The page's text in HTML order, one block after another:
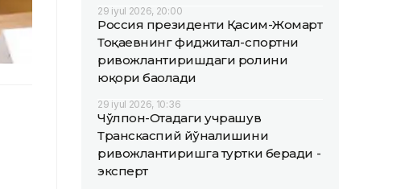
29 iyul 2026, 20:00
Россия президенти Қасим-Жомарт
Тоқаевнинг фиджитал-спортни
ривожлантиришдаги ролини
юқори баҳолади
29 iyul 2026, 10:36
Чўлпон-Отадаги учрашув
Транскаспий йўналишини
ривожлантиришга туртки беради -
эксперт